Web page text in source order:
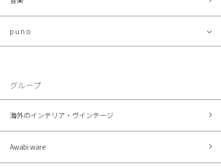
p u n o
グループ
海外のインテリア・ヴインテージ
Awabi ware